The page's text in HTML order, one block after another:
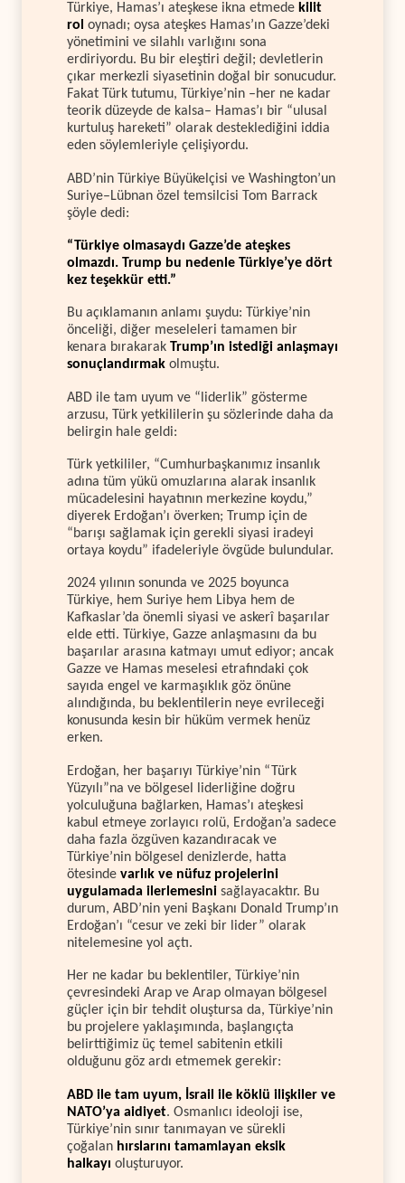
Türkiye, Hamas’ı ateşkese ikna etmede kilit
rol oynadı; oysa ateşkes Hamas’ın Gazze’deki
yönetimini ve silahlı varlığını sona
erdiriyordu. Bu bir eleştiri değil; devletlerin
çıkar merkezli siyasetinin doğal bir sonucudur.
Fakat Türk tutumu, Türkiye’nin –her ne kadar
teorik düzeyde de kalsa– Hamas’ı bir “ulusal
kurtuluş hareketi” olarak desteklediğini iddia
eden söylemleriyle çelişiyordu.
ABD’nin Türkiye Büyükelçisi ve Washington’un
Suriye–Lübnan özel temsilcisi Tom Barrack
şöyle dedi:
“Türkiye olmasaydı Gazze’de ateşkes
olmazdı. Trump bu nedenle Türkiye’ye dört
kez teşekkür etti.”
Bu açıklamanın anlamı şuydu: Türkiye’nin
önceliği, diğer meseleleri tamamen bir
kenara bırakarak Trump’ın istediği anlaşmayı
sonuçlandırmak olmuştu.
ABD ile tam uyum ve “liderlik” gösterme
arzusu, Türk yetkililerin şu sözlerinde daha da
belirgin hale geldi:
Türk yetkililer, “Cumhurbaşkanımız insanlık
adına tüm yükü omuzlarına alarak insanlık
mücadelesini hayatının merkezine koydu,”
diyerek Erdoğan’ı överken; Trump için de
“barışı sağlamak için gerekli siyasi iradeyi
ortaya koydu” ifadeleriyle övgüde bulundular.
2024 yılının sonunda ve 2025 boyunca
Türkiye, hem Suriye hem Libya hem de
Kafkaslar’da önemli siyasi ve askerî başarılar
elde etti. Türkiye, Gazze anlaşmasını da bu
başarılar arasına katmayı umut ediyor; ancak
Gazze ve Hamas meselesi etrafındaki çok
sayıda engel ve karmaşıklık göz önüne
alındığında, bu beklentilerin neye evrileceği
konusunda kesin bir hüküm vermek henüz
erken.
Erdoğan, her başarıyı Türkiye’nin “Türk
Yüzyılı”na ve bölgesel liderliğine doğru
yolculuğuna bağlarken, Hamas’ı ateşkesi
kabul etmeye zorlayıcı rolü, Erdoğan’a sadece
daha fazla özgüven kazandıracak ve
Türkiye’nin bölgesel denizlerde, hatta
ötesinde varlık ve nüfuz projelerini
uygulamada ilerlemesini sağlayacaktır. Bu
durum, ABD’nin yeni Başkanı Donald Trump’ın
Erdoğan’ı “cesur ve zeki bir lider” olarak
nitelemesine yol açtı.
Her ne kadar bu beklentiler, Türkiye’nin
çevresindeki Arap ve Arap olmayan bölgesel
güçler için bir tehdit oluştursa da, Türkiye’nin
bu projelere yaklaşımında, başlangıçta
belirttiğimiz üç temel sabitenin etkili
olduğunu göz ardı etmemek gerekir:
ABD ile tam uyum, İsrail ile köklü ilişkiler ve
NATO’ya aidiyet. Osmanlıcı ideoloji ise,
Türkiye’nin sınır tanımayan ve sürekli
çoğalan hırslarını tamamlayan eksik
halkayı oluşturuyor.